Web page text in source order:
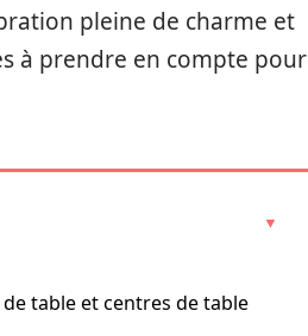
pleine de charme et
à prendre en compte pour
table et centres de table